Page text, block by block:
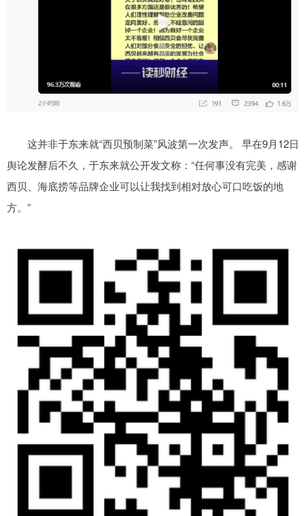
这并非于东来就“西贝预制菜”风波第一次发声。 早在9月12日
舆论发酵后不久，于东来就公开发文称：“任何事没有完美，感谢
西贝、海底捞等品牌企业可以让我找到相对放心可口吃饭的地
方。”